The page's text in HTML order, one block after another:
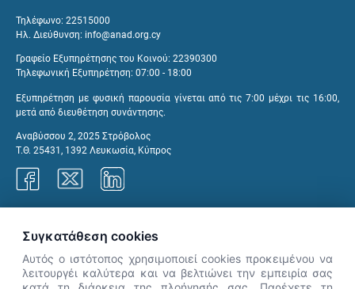
Τηλέφωνο: 22515000
Ηλ. Διεύθυνση: info@anad.org.cy
Γραφείο Εξυπηρέτησης του Κοινού: 22390300
Τηλεφωνική Εξυπηρέτηση: 07:00 - 18:00
Εξυπηρέτηση με φυσική παρουσία γίνεται από τις 7:00 μέχρι τις 16:00,
μετά από διευθέτηση συνάντησης.
Αναβύσσου 2, 2025 Στρόβολος
Τ.Θ. 25431, 1392 Λευκωσία, Κύπρος
Συγκατάθεση cookies
Αυτός ο ιστότοπος χρησιμοποιεί cookies προκειμένου να
λειτουργέι καλύτερα και να βελτιώνει την εμπειρία σας